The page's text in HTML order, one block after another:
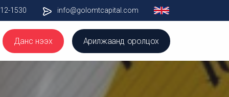
1530 info@golomtcapital.com
Данс нээх Арилжаанд оролцох